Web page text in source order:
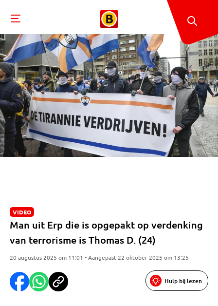
VIDEO
Man uit Erp die is opgepakt op verdenking
van terrorisme is Thomas D. (24)
20 augustus 2025 om 11:01 • Aangepast 22 oktober 2025 om 13:25
Hulp bij lezen